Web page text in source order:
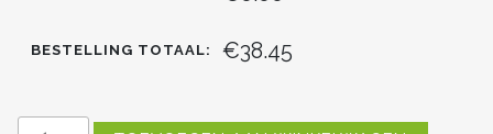
BESTELLING TOTAAL: €38.45